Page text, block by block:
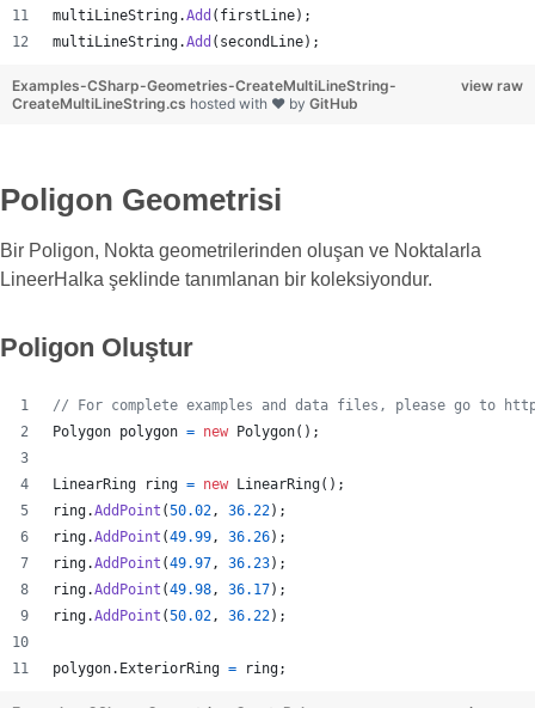
multiLineString.Add ( firstLine) ;
multiLineString.Add ( secondLine) ;
view raw
Examples-CSharp-Geometries-CreateMultiLineString-
CreateMultiLineString.cs hosted with ❤ by GitHub
Poligon Geometrisi
Bir Poligon, Nokta geometrilerinden oluşan ve Noktalarla
LineerHalka şeklinde tanımlanan bir koleksiyondur.
Poligon Oluştur
// For complete examples and data files, please go to
Polygon polygon = new Polygon( ) ;
LinearRing ring = new LinearRing( ) ;
ring.AddPoint (50.02, 36.22) ;
ring.AddPoint (49.99, 36.26) ;
ring.AddPoint (49.97, 36.23) ;
ring.AddPoint (49.98, 36.17) ;
ring.AddPoint (50.02, 36.22) ;
polygon. ExteriorRing = ring;